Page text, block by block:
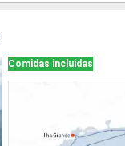
Comidas incluidas